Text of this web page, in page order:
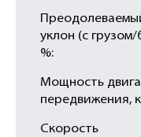
уклон (с грузом/
%:
Мощность
передвижения,
Скорость